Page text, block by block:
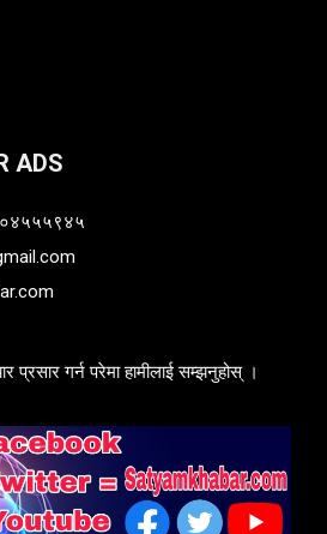
ADS
प्रसार गर्न परेमा हामीलाई सम्झनुहोस् ।